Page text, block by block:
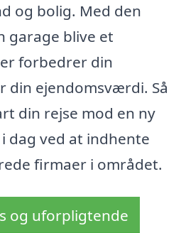
og bolig. Med den
garage blive et
forbedrer din
din ejendomsværdi. Så
din rejse mod en ny
dag ved at indhente
firmaer i området.
og uforpligtende